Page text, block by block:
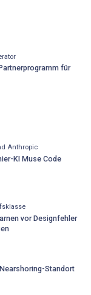
für
Anthropic
KI Muse Code
vor Designfehler
Standort